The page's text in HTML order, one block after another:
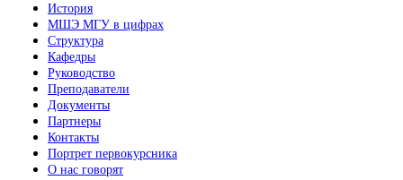
История
МШЭ МГУ в цифрах
Структура
Кафедры
Руководство
Преподаватели
Документы
Партнеры
Контакты
Портрет первокурсника
О нас говорят